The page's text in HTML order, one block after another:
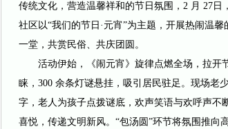
传统文化，营造温馨祥和的节日氛围，2 月 27日
社区以“我们的节日·元宵”为主题，开展热闹温
一堂，共赏民俗、共庆团圆。
活动伊始，《闹元宵》旋律点燃全场，拉开
睐，300 余条灯谜悬挂，吸引居民驻足。现场老
字，老人为孩子点拨谜底，欢声笑语与欢呼声不
喜悦，传递文明新风。“包汤圆”环节将氛围推向